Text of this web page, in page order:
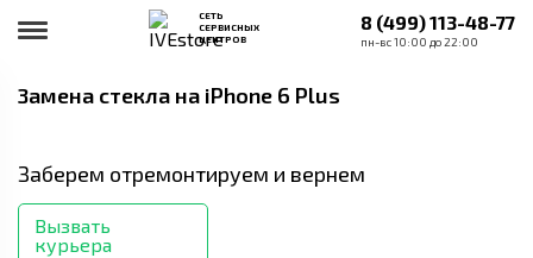
СЕТЬ
СЕРВИСНЫХ
ЦЕНТРОВ
8 (499) 113-48-77
пн-вс 10:00 до 22:00
Замена стекла на iPhone 6 Plus
Заберем отремонтируем и вернем
Вызвать
курьера